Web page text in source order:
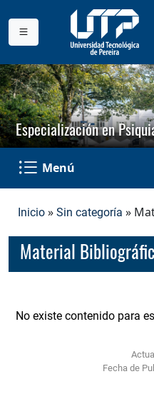
Especialización en
Menú
Inicio » Sin categoría »
Material
No existe contenido para
Fecha de